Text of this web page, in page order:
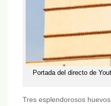
Portada del directo de
Tres esplendorosos